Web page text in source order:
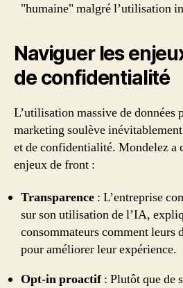
"humaine" malgré l’utilisation
Naviguer les
de confidentialité
L’utilisation massive de données
marketing soulève
et de confidentialité. Mondelez a
enjeux de front :
Transparence : L’entreprise
sur son utilisation de l’IA,
consommateurs comment leurs
pour améliorer leur expérience.
Opt-in proactif: Plutôt que de